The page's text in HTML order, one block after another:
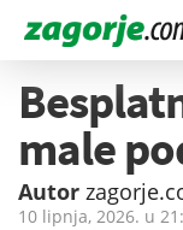
male
Autor
10 lipnja, 2026. u